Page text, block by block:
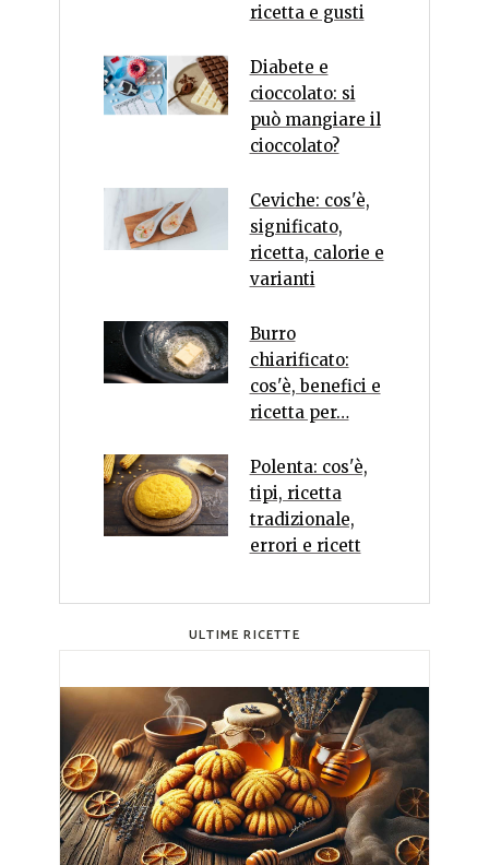
ricetta e gusti
Diabete e
cioccolato: si
può mangiare il
cioccolato?
Ceviche: cos'è,
significato,
ricetta, calorie e
varianti
Burro
chiarificato:
cos'è, benefici e
ricetta per…
Polenta: cos'è,
tipi, ricetta
tradizionale,
errori e ricett
ULTIME RICETTE